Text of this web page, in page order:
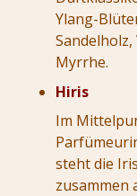
Ylang-
Myrrhe.
Hiris
Im
steht die
zusammen